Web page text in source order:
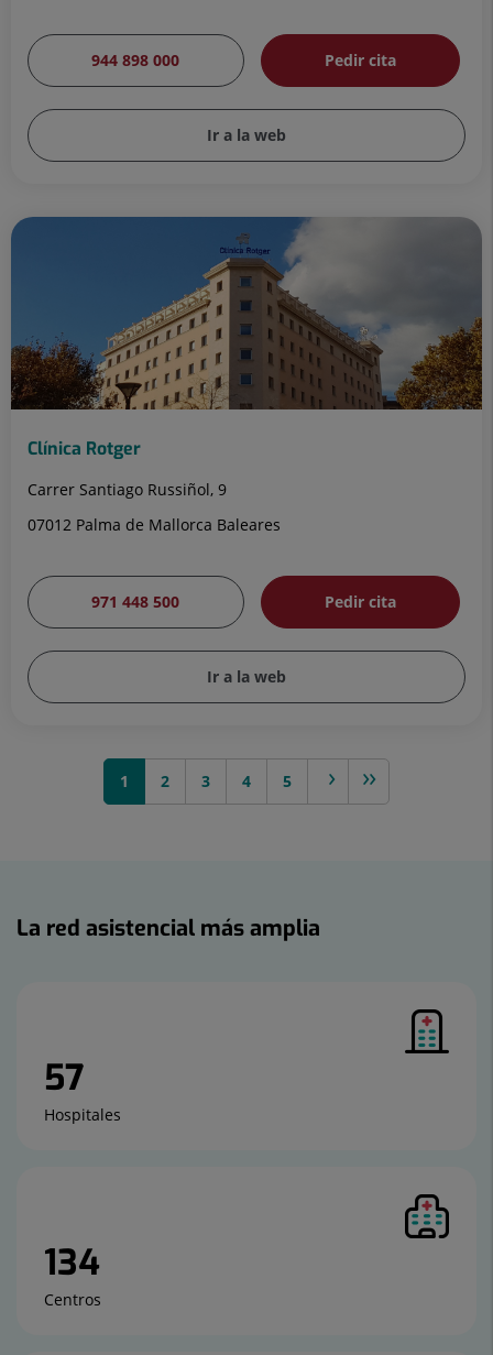
944 898 000 Pedir cita
Ir a la web
Clínica Rotger
Carrer Santiago Russiñol, 9
07012 Palma de Mallorca Baleares
971 448 500 Pedir cita
Ir a la web
1 2 3 4 5
siguiente > >>
La red asistencial más amplia
Hospitales
57
Centros
134